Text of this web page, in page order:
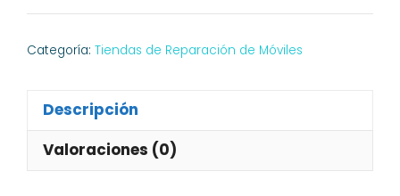
Categoría: Tiendas de Reparación de Móviles
Descripción
Valoraciones (0)